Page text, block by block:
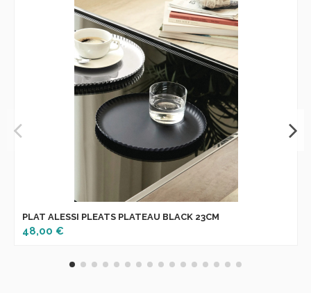
PLAT ALESSI PLEATS PLATEAU BLACK 23CM
48,00 €